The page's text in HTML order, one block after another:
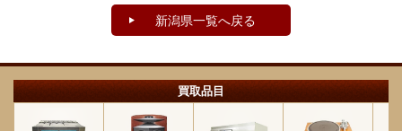
新潟県一覧へ戻る
買取品目